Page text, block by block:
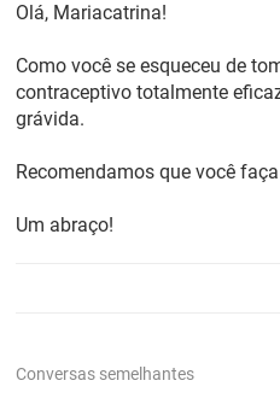
Olá, Mariacatrina!
Como você se esqueceu de
contraceptivo totalmente
grávida.
Recomendamos que você
Um abraço!
Conversas semelhantes